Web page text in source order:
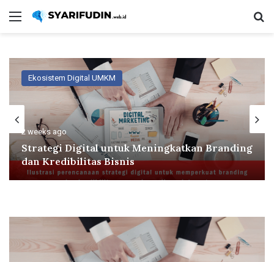
Menu
Ekosistem Digital UMKM
2 weeks ago
Strategi Digital untuk Meningkatkan Branding
dan Kredibilitas Bisnis